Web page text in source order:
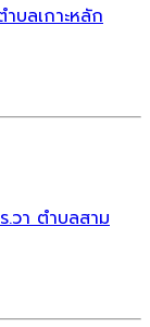
บลเกาะหลัก
วา ตำบลสาม